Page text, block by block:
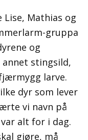
Lise, Mathias og
gruppa
og
annet stingsild,
larve.
dyr som lever
vi navn på
alt for i dag.
gjøre, må